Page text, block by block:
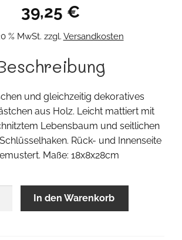
39,25 €
% MwSt. zzgl. Versandkosten
und gleichzeitig dekoratives
aus Holz. Leicht mattiert mit
Lebensbaum und seitlichen
Rück- und Innenseite
Maße: 18x8x28cm
In den Warenkorb